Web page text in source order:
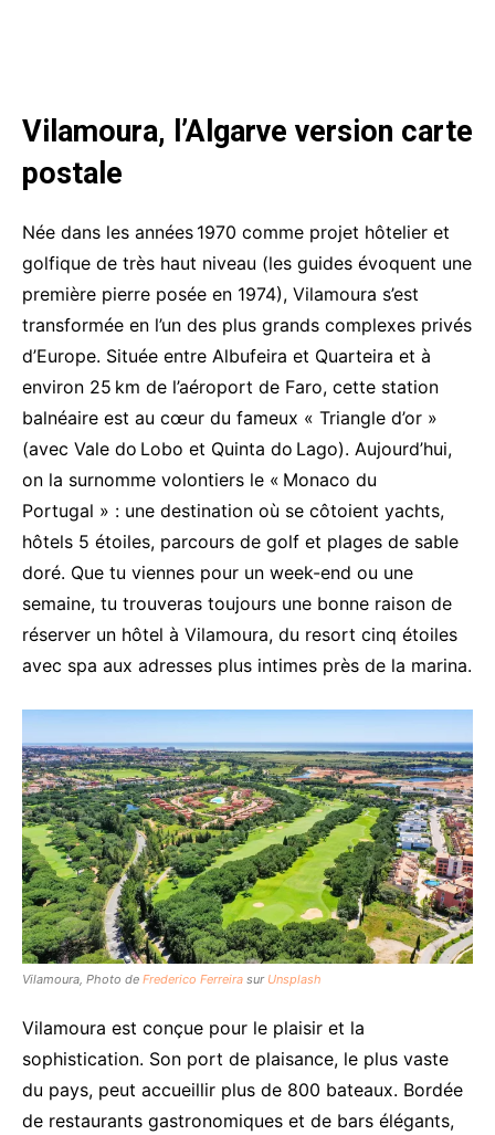
Vilamoura, l’Algarve version carte
postale
Née dans les années 1970 comme projet hôtelier et
golfique de très haut niveau (les guides évoquent une
première pierre posée en 1974), Vilamoura s’est
transformée en l’un des plus grands complexes privés
d’Europe. Située entre Albufeira et Quarteira et à
environ 25 km de l’aéroport de Faro, cette station
balnéaire est au cœur du fameux « Triangle d’or »
(avec Vale do Lobo et Quinta do Lago). Aujourd’hui,
on la surnomme volontiers le « Monaco du
Portugal » : une destination où se côtoient yachts,
hôtels 5 étoiles, parcours de golf et plages de sable
doré. Que tu viennes pour un week-end ou une
semaine, tu trouveras toujours une bonne raison de
réserver un hôtel à Vilamoura, du resort cinq étoiles
avec spa aux adresses plus intimes près de la marina.
Vilamoura, Photo de Frederico Ferreira sur Unsplash
Vilamoura est conçue pour le plaisir et la
sophistication. Son port de plaisance, le plus vaste
du pays, peut accueillir plus de 800 bateaux. Bordée
de restaurants gastronomiques et de bars élégants,